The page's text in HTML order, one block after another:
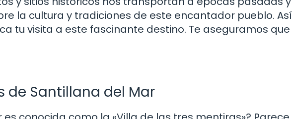
la cultura y tradiciones de este encantador pueblo. Así
tu visita a este fascinante destino. Te aseguramos que
de Santillana del Mar